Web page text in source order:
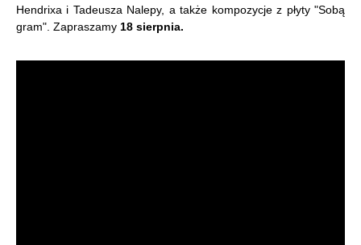
Hendrixa i Tadeusza Nalepy, a także kompozycje z płyty "Sobą
gram". Zapraszamy 18 sierpnia.